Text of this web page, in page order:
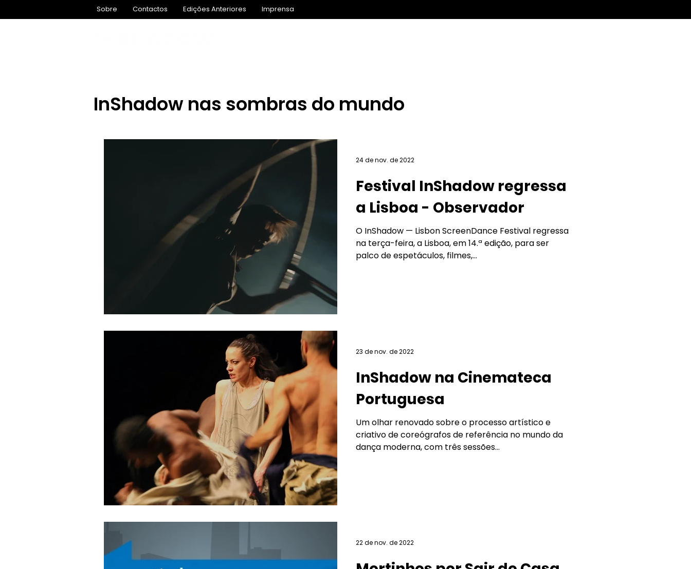
Sobre Contactos Edições Anteriores Imprensa
InShadow nas sombras do mundo
Festival InShadow regressa
a Lisboa - Observador
O InShadow — Lisbon ScreenDance Festival regressa
na terça-feira, a Lisboa, em 14.ª edição, para ser
palco de espetáculos, filmes,...
24 de nov. de 2022
InShadow na Cinemateca
Portuguesa
Um olhar renovado sobre o processo artístico e
criativo de coreógrafos de referência no mundo da
dança moderna, com três sessões...
23 de nov. de 2022
22 de nov. de 2022